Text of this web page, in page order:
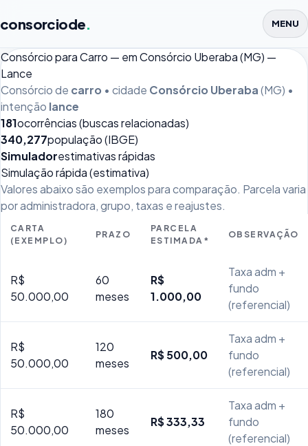
consorciode. MENU
Consórcio para Carro — em Consórcio Uberaba (MG) —
Lance
Consórcio de carro • cidade Consórcio Uberaba(MG) •
intenção lance
181ocorrências (buscas relacionadas)
340,277população (IBGE)
Simuladorestimativas rápidas
Simulação rápida (estimativa)
Valores abaixo são exemplos para comparação. Parcela varia
por administradora, grupo, taxas e reajustes.
CARTA
(EXEMPLO)
PRAZO
PARCELA
ESTIMADA*
OBSERVAÇÃO
R$
50.000,00
60
meses
R$
1.000,00
Taxa adm +
fundo
(referencial)
R$
50.000,00
120
meses
R$ 500,00
Taxa adm +
fundo
(referencial)
R$
50.000,00
180
meses
R$ 333,33
Taxa adm +
fundo
(referencial)